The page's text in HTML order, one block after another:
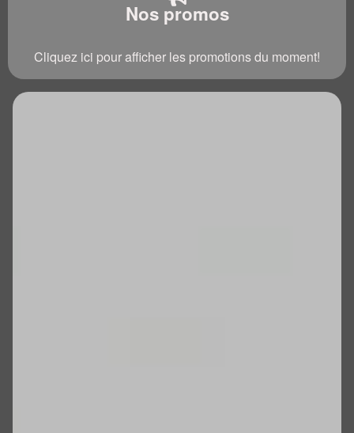
Nos promos
Cliquez ici pour afficher les promotions du moment!